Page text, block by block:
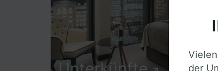
der